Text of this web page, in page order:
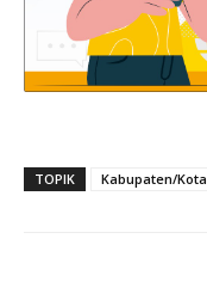
TOPIK Kabupaten/Kota